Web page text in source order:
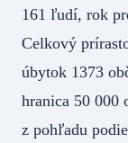
161 ľudí, rok
Celkový
úbytok 1373
hranica 50 000
z pohľadu